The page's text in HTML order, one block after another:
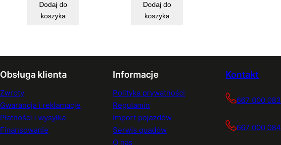
Dodaj do
koszyka
Dodaj do
koszyka
Obsługa klienta
Zwroty
Gwarancja i reklamacje
Płatności i wysyłka
Finansowanie
Informacje
Polityka prywatności
Regulamin
Import pojazdów
Serwis quadów
O nas
Kontakt
667 000 083
667 000 084